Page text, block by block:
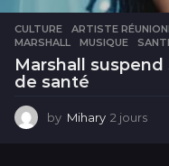
CULTURE ARTISTE
MARSHALL
,MUSIQUE ,
Marshall
de santé
by Mihary 2 jours